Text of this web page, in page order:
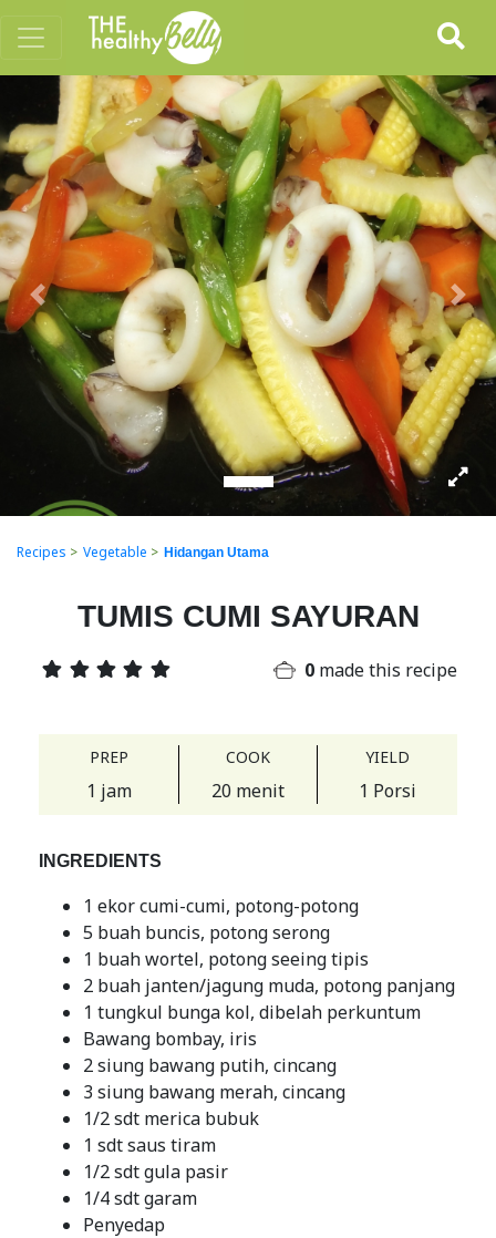
Previous Next
Recipes > Vegetable > Hidangan Utama
TUMIS CUMI SAYURAN
0 made this recipe
PREP
1 jam
COOK
20 menit
YIELD
1 Porsi
INGREDIENTS
1 ekor cumi-cumi, potong-potong
5 buah buncis, potong serong
1 buah wortel, potong seeing tipis
2 buah janten/jagung muda, potong panjang
1 tungkul bunga kol, dibelah perkuntum
Bawang bombay, iris
2 siung bawang putih, cincang
3 siung bawang merah, cincang
1/2 sdt merica bubuk
1 sdt saus tiram
1/2 sdt gula pasir
1/4 sdt garam
Penyedap